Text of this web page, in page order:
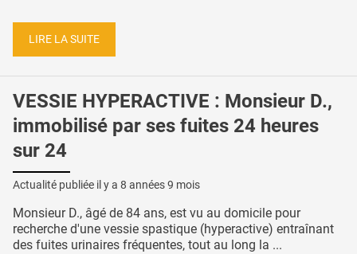
LIRE LA SUITE
VESSIE HYPERACTIVE : Monsieur D.,
immobilisé par ses fuites 24 heures
sur 24
Actualité publiée il y a 8 années 9 mois
Monsieur D., âgé de 84 ans, est vu au domicile pour
recherche d'une vessie spastique (hyperactive) entraînant
des fuites urinaires fréquentes, tout au long la ...